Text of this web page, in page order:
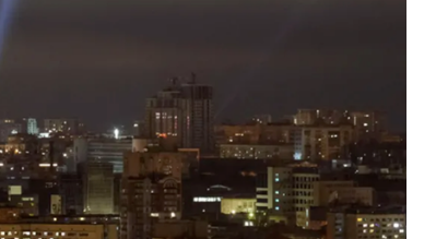
stat aliat
după 2022